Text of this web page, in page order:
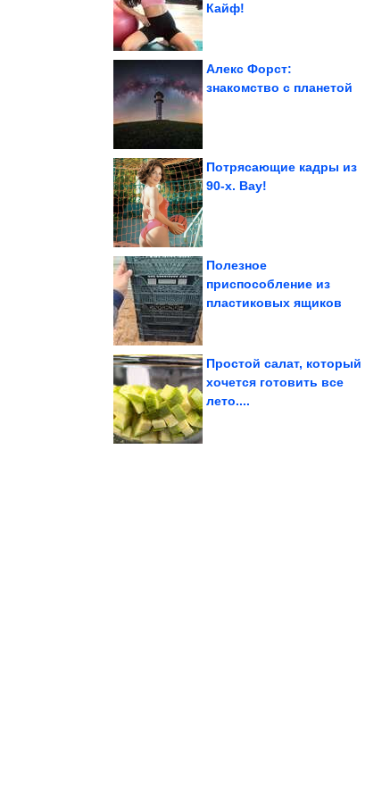
Кайф!
Алекс Форст:
знакомство с планетой
Потрясающие кадры из
90-х. Вау!
Как их исправить за 1
Полезное
приспособление из
пластиковых ящиков
запечатлённые в разных
Простой салат, который
хочется готовить все
лето....